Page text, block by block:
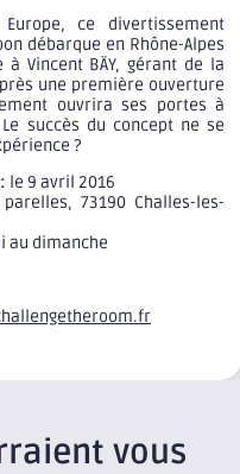
ce divertissement
débarque en Rhône-Alpes
Vincent BÄY, gérant de la
une première ouverture
ouvrira ses portes à
succès du concept ne se
?
le 9 avril 2016
73190 Challes-les-
au dimanche
vous